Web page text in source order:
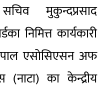
मुकुन्दप्रसाद
निमित्त कार्यकारी
एसोसिएसन अफ
का केन्द्रीय